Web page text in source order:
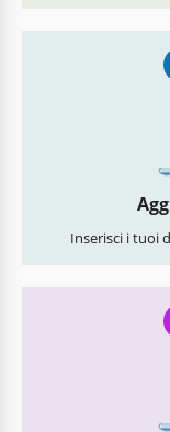
Inserisci i tuoi